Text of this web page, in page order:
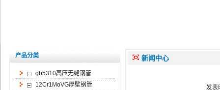
新闻中心
发表
产品分类
gb5310高压无缝钢管
12Cr1MoVG厚壁钢管